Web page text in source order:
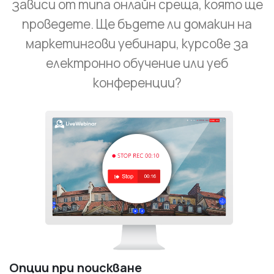
зависи от типа онлайн среща, която ще
проведете. Ще бъдете ли домакин на
маркетингови уебинари, курсове за
електронно обучение или уеб
конференции?
Опции при поискване